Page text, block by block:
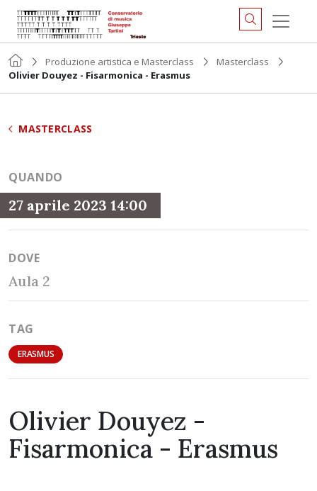
Produzione artistica e Masterclass
Masterclass
Olivier Douyez - Fisarmonica - Erasmus
MASTERCLASS
QUANDO
27 aprile 2023 14:00
DOVE
Aula 2
TAG
ERASMUS
Olivier Douyez -
Fisarmonica - Erasmus